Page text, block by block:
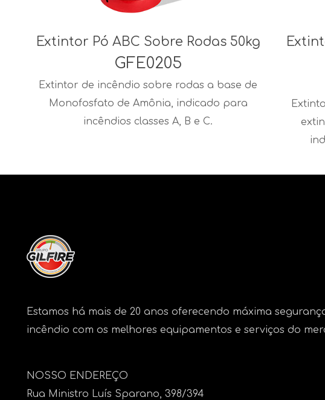
Extintor Pó ABC Sobre Rodas 50kg
GFE0205
Extintor de incêndio sobre rodas a base de
Monofosfato de Amônia, indicado para
incêndios classes A, B e C.
Estamos há mais de 20 anos oferecendo máxima
incêndio com os melhores equipamentos e serviços do
NOSSO ENDEREÇO
Rua Ministro Luís Sparano, 398/394